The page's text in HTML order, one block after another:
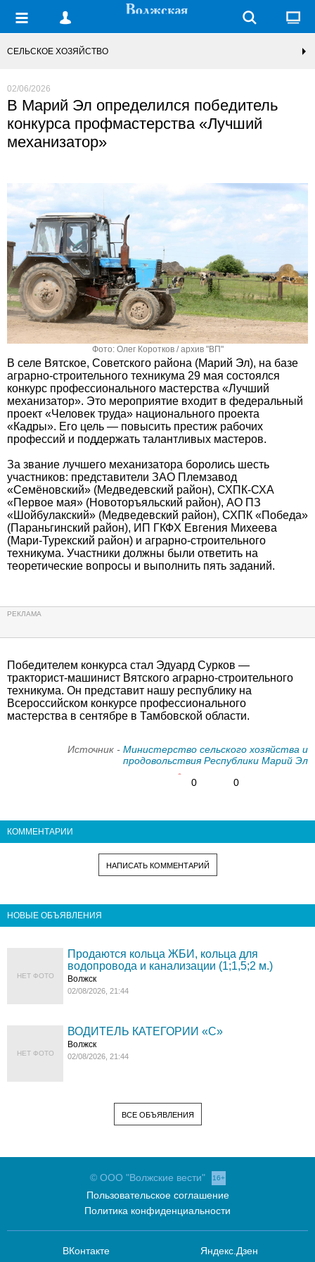
СЕЛЬСКОЕ ХОЗЯЙСТВО
02/06/2026
В Марий Эл определился победитель
конкурса профмастерства «Лучший
механизатор»
Фото: Олег Коротков / архив "ВП"
В селе Вятское, Советского района (Марий Эл), на базе
аграрно-строительного техникума 29 мая состоялся
конкурс профессионального мастерства «Лучший
механизатор». Это мероприятие входит в федеральный
проект «Человек труда» национального проекта
«Кадры». Его цель — повысить престиж рабочих
профессий и поддержать талантливых мастеров.
За звание лучшего механизатора боролись шесть
участников: представители ЗАО Племзавод
«Семёновский» (Медведевский район), СХПК-СХА
«Первое мая» (Новоторъяльский район), АО ПЗ
«Шойбулакский» (Медведевский район), СХПК «Победа»
(Параньгинский район), ИП ГКФХ Евгения Михеева
(Мари-Турекский район) и аграрно-строительного
техникума. Участники должны были ответить на
теоретические вопросы и выполнить пять заданий.
Победителем конкурса стал Эдуард Сурков —
тракторист-машинист Вятского аграрно-строительного
техникума. Он представит нашу республику на
Всероссийском конкурсе профессионального
мастерства в сентябре в Тамбовской области.
Источник - Министерство сельского хозяйства и
продовольствия Республики Марий Эл
0
0
КОММЕНТАРИИ
НАПИСАТЬ КОММЕНТАРИЙ
НОВЫЕ ОБЪЯВЛЕНИЯ
НЕТ ФОТО
Продаются кольца ЖБИ, кольца для
водопровода и канализации (1;1,5;2 м.)
Волжск
02/08/2026, 21:44
НЕТ ФОТО
ВОДИТЕЛЬ КАТЕГОРИИ «C»
Волжск
02/08/2026, 21:44
ВСЕ ОБЪЯВЛЕНИЯ
© ООО "Волжские вести" 16+
Пользовательское соглашение
Политика конфиденциальности
ВКонтакте Яндекс.Дзен